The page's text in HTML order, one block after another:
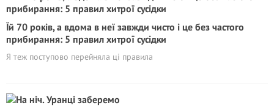
Їй 70 років, а вдома в неї завжди чисто і це без частого
прибирання: 5 правил хитрої сусідки
Я теж поступово перейняла ці правила